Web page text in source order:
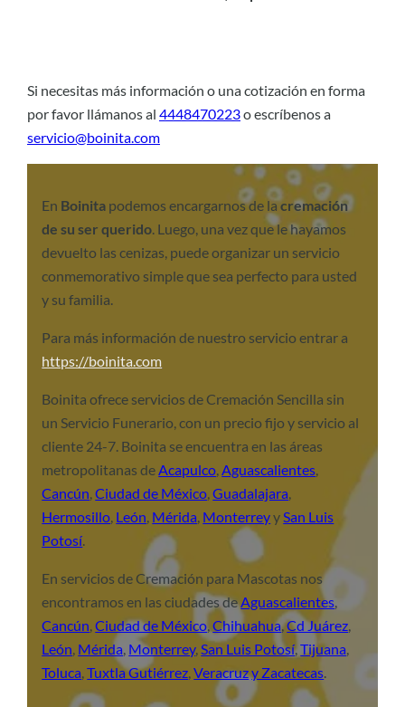
Si necesitas más información o una cotización en forma
por favor llámanos al 4448470223o escríbenos a
servicio@boinita.com
En Boinita podemos encargarnos de lacremación
de su ser querido . Luego, una vez que le hayamos
devuelto las cenizas, puede organizar un servicio
conmemorativo simple que sea perfecto para usted
y su familia.
Para más información de nuestro servicio entrar a
https://boinita.com
Boinita ofrece servicios de Cremación Sencilla sin
un Servicio Funerario, con un precio fijo y servicio al
cliente 24-7. Boinita se encuentra en las áreas
metropolitanas deAcapulco,Aguascalientes,
Cancún,Ciudad de México,Guadalajara,
Hermosillo, León, Mérida, MonterreyySan Luis
Potosí.
En servicios de Cremación para Mascotas nos
encontramos en las ciudades deAguascalientes,
Cancún,Ciudad de México,Chihuahua,Cd Juárez,
León, Mérida, Monterrey,San Luis Potosí,Tijuana,
Toluca,Tuxtla Gutiérrez,Veracruzy Zacatecas.